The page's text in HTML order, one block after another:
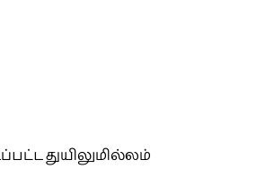
துயிலுமில்லம்